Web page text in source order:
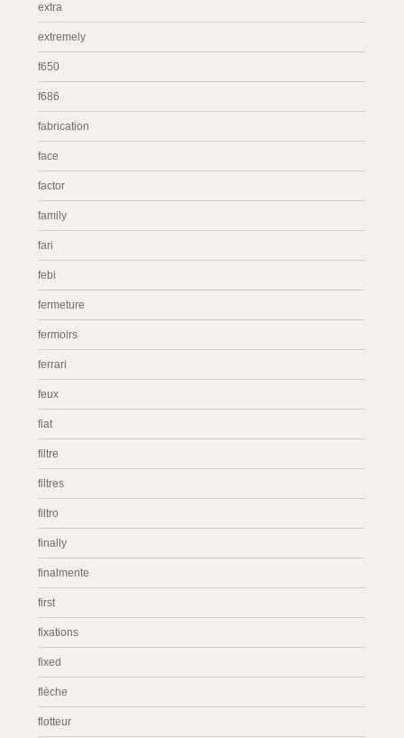
extra
extremely
f650
f686
fabrication
face
factor
family
fari
febi
fermeture
fermoirs
ferrari
feux
fiat
filtre
filtres
filtro
finally
finalmente
first
fixations
fixed
flèche
flotteur